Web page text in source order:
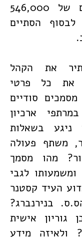
בהליך השמדתם של 546,000
לבסוף הסתיים
את הקהל
את כל פרטי
סודיים
ארכיון
ניגע בשאלות
משתף פעולה
מהו מסמך
לגבי
העיד קסטנר
בנירנברג?
גוריון אישית
ולאיזה מידע